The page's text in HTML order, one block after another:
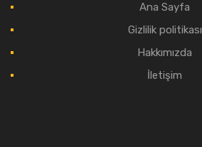
Ana Sayfa
Gizlilik politikası
Hakkımızda
İletişim